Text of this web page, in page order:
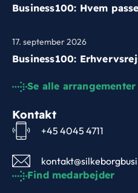
Business100: Hvem
17. september 2026
Business100:
Se alle arrangementer
Kontakt
+45 4045 4711
Find medarbejder